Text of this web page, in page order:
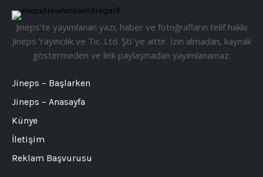
Jineps’te yayımlanan yazı, haber ve fotoğrafların telif hakkı
Jineps Yayıncılık ve Tic. Ltd. Şti.’ye aittir. İzin almadan, kaynak
göstermeden ve link paylaşmadan yayımlanamaz.
Jineps – Başlarken
Jineps – Anasayfa
Künye
İletişim
Reklam Başvurusu